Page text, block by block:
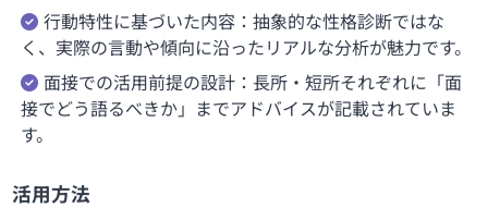
行動特性に基づいた内容：抽象的な性格診断ではな
く、実際の言動や傾向に沿ったリアルな分析が魅力です。
面接での活用前提の設計：長所・短所それぞれに「面
接でどう語るべきか」までアドバイスが記載されていま
す。
活用方法